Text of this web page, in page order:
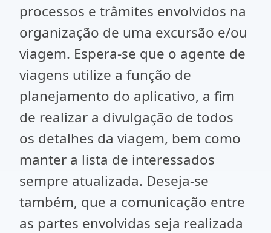
processos e trâmites envolvidos na
organização de uma excursão e/ou
viagem. Espera-se que o agente de
viagens utilize a função de
planejamento do aplicativo, a fim
de realizar a divulgação de todos
os detalhes da viagem, bem como
manter a lista de interessados
sempre atualizada. Deseja-se
também, que a comunicação entre
as partes envolvidas seja realizada